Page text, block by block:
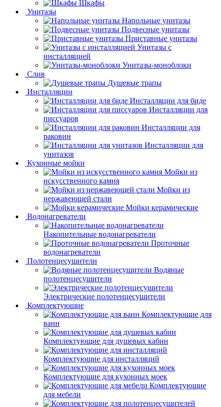
Шкафы
Унитазы
Напольные унитазы
Подвесные унитазы
Приставные унитазы
Унитазы с
инсталляцией
Унитазы-моноблоки
Слив
Душевые трапы
Инсталляции
Инсталляции для биде
Инсталляции для
писсуаров
Инсталляции для
раковин
Инсталляции для
унитазов
Кухонные мойки
Мойки из
искусственного камня
Мойки из
нержавеющей стали
Мойки керамические
Водонагреватели
Накопительные водонагреватели
Проточные
водонагреватели
Полотенцесушители
Водяные
полотенцесушители
Электрические полотенцесушители
Комплектующие
Комплектующие для
ванн
Комплектующие для душевых кабин
Комплектующие для инсталляций
Комплектующие для кухонных моек
Комплектующие
для мебели